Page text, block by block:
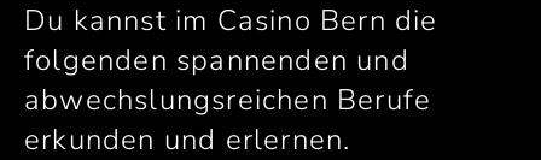
Du kannst im Casino Bern die
folgenden spannenden und
abwechslungsreichen Berufe
erkunden und erlernen.